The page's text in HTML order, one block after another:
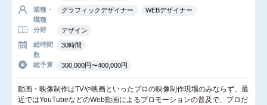
業種・
職種
グラフィックデザイナー WEBデザイナー
分野
デザイン
総時間
数
30時間
総予算 300,000円〜400,000円
動画・映像制作はTVや映画といったプロの映像制作現場のみならず、最
近ではYouTubeなどのWeb動画によるプロモーションの普及で、プロだ